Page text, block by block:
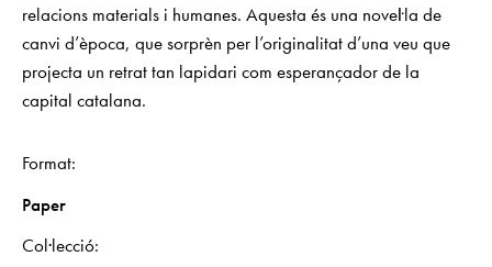
relacions materials i humanes. Aquesta és una noveŀla de
canvi d’època, que sorprèn per l’originalitat d’una veu que
projecta un retrat tan lapidari com esperançador de la
capital catalana.
Format
Paper
Col·lecció